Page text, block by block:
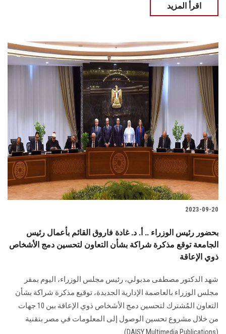
اقرأ المزيد
2023-09-20
بحضور رئيس الوزراء .. أ. د. غادة فاروق القائم بأعمال رئيس
الجامعة توقع مذكرة شراكة بشأن التعاون لتحسين دمج الأشخاص
ذوي الإعاقة
شهد الدكتور مصطفى مدبولي، رئيس مجلس الوزراء، اليوم بمقر
مجلس الوزراء بالعاصمة الإدارية الجديدة، توقيع مذكرة شراكة بشأن
التعاون المُشترك لتحسين دمج الأشخاص ذوي الإعاقة بين 10 جهات
من خلال مشروع تحسين الوصول إلى المعلومات في مصر بتقنية
(DAISY Multimedia Publications) ..